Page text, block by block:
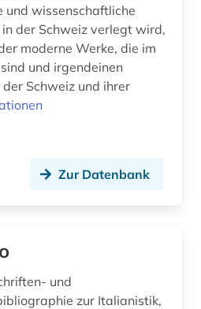
kulturmanagement (2)
kulturwissenschaften (96)
wissenschaftliche
der Schweiz verlegt wird,
moderne Werke, die im
und irgendeinen
Schweiz und ihrer
Zur Datenbank
und
zur Italianistik,